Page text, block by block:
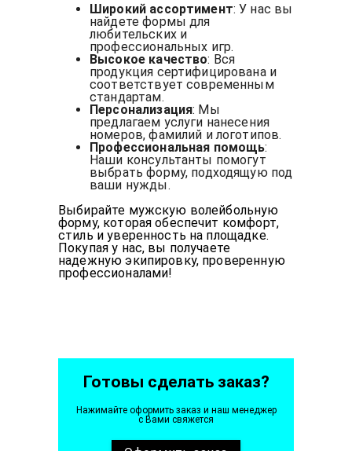
Широкий ассортимент: У нас вы
найдете формы для
любительских и
профессиональных игр.
Высокое качество: Вся
продукция сертифицирована и
соответствует современным
стандартам.
Персонализация: Мы
предлагаем услуги нанесения
номеров, фамилий и логотипов.
Профессиональная помощь:
Наши консультанты помогут
выбрать форму, подходящую под
ваши нужды.
Выбирайте мужскую волейбольную
форму, которая обеспечит комфорт,
стиль и уверенность на площадке.
Покупая у нас, вы получаете
надежную экипировку, проверенную
профессионалами!
Готовы сделать заказ?
Нажимайте оформить заказ и наш менеджер
с Вами свяжется